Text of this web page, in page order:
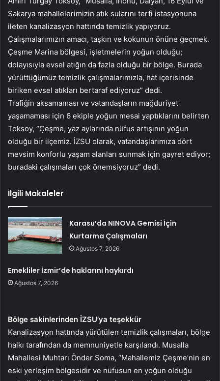
Sakarya mahallelerimizin atık sularını terfi istasyonuna
ileten kanalizasyon hattında temizlik yapıyoruz.
Çalışmalarımızın amacı, taşkın ve kokunun önüne geçmek.
Çeşme Marina bölgesi, işletmelerin yoğun olduğu;
dolayısıyla evsel atığın da fazla olduğu bir bölge. Burada
yürüttüğümüz temizlik çalışmalarımızla, hat içerisinde
biriken evsel atıkları bertaraf ediyoruz” dedi.
Trafiğin aksamaması ve vatandaşların mağduriyet
yaşamaması için 6 ekiple yoğun mesai yaptıklarını belirten
Toksoy, “Çeşme, yaz aylarında nüfus artışının yoğun
olduğu bir ilçemiz. İZSU olarak, vatandaşlarımıza dört
mevsim konforlu yaşam alanları sunmak için gayret ediyor;
buradaki çalışmaları çok önemsiyoruz” dedi.
İlgili Makaleler
Karasu’da NINOVA Gemisi İçin
Kurtarma Çalışmaları
Ağustos 7, 2026
Emekliler İzmir’de haklarını haykırdı
Ağustos 7, 2026
Bölge sakinlerinden İZSU’ya teşekkür
Kanalizasyon hattında yürütülen temizlik çalışmaları, bölge
halkı tarafından da memnuniyetle karşılandı. Musalla
Mahallesi Muhtarı Önder Soma, “Mahallemiz Çeşme’nin en
eski yerleşim bölgesidir ve nüfusun en yoğun olduğu